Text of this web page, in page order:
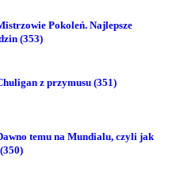
Pokoleń. Najlepsze
(353)
z przymusu (351)
temu na Mundialu, czyli jak